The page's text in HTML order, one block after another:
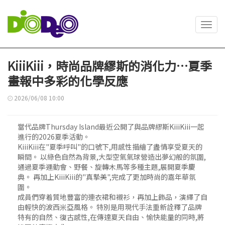
KiiiKiii，時尚品牌繆斯的消化力…夏季
畫報中多彩的化學反應
2026/06/08 10:00
當代品牌Thursday Island最近公開了與品牌繆斯KiiiKiii一起
進行的2026夏季活動。
KiiiKiii在"夏季呼叫"的口號下,用感性描繪了盡情享受夏天的
瞬間。 以綠色自然為背景,大型空氣氣球營造出夢幻般的氛圍,
通過夏季運動會、野餐、旋轉木馬等多種主題,展開夏季慶
典。 再加上KiiiKiii的"真摯美",完成了更加時尚的嘉年華氛
圍。
成員們穿着質地豐富的連衣裙和襯衫，再加上飾品，演繹了自
由輕快的波西米亞風格。 特別是用現代手法重新詮釋了品牌
特有的自然、復古感性,在傳達夏天自由、愉快能量的同時,將